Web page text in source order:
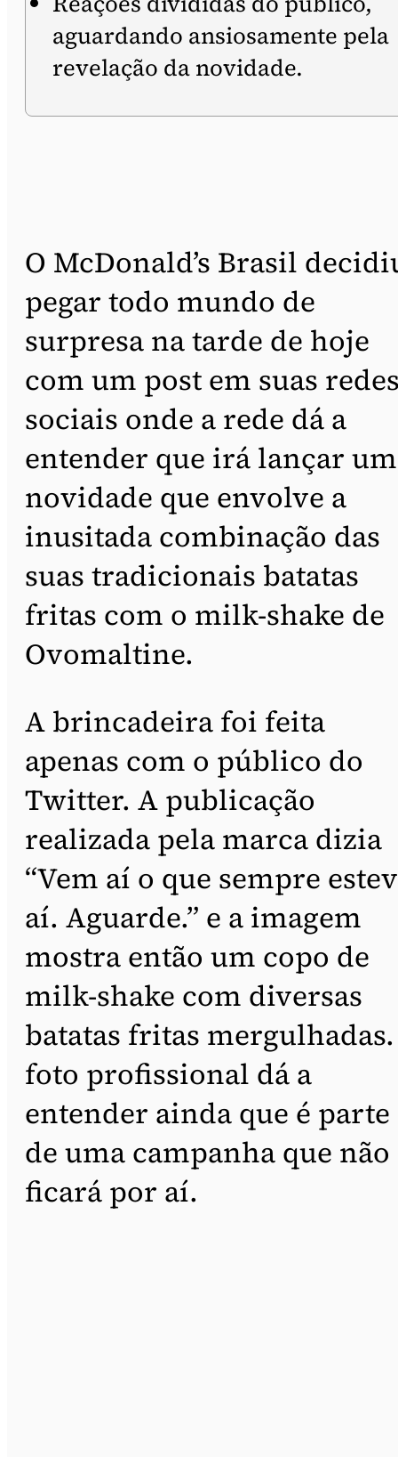
aguardando ansiosamente pela
revelação da novidade.
O McDonald’s Brasil
pegar todo mundo de
surpresa na tarde de hoje
com um post em suas
sociais onde a rede dá a
entender que irá lançar
novidade que envolve a
inusitada combinação das
suas tradicionais batatas
fritas com o milk-shake de
Ovomaltine.
A brincadeira foi feita
apenas com o público do
Twitter. A publicação
realizada pela marca dizia
“Vem aí o que sempre
aí. Aguarde.” e a imagem
mostra então um copo de
milk-shake com diversas
batatas fritas
foto profissional dá a
entender ainda que é parte
de uma campanha que não
ficará por aí.